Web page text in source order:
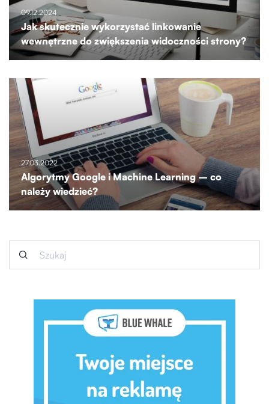
09.12.2024
Jak skutecznie wykorzystać linkowanie
wewnętrzne do zwiększenia widoczności strony?
27.03.2022
Algorytmy Google i Machine Learning – co
należy wiedzieć?